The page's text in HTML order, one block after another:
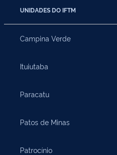
UNIDADES DO IFTM
Campina Verde
Ituiutaba
Paracatu
Patos de Minas
Patrocínio